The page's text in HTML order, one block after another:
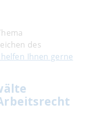
des
Ihnen gerne